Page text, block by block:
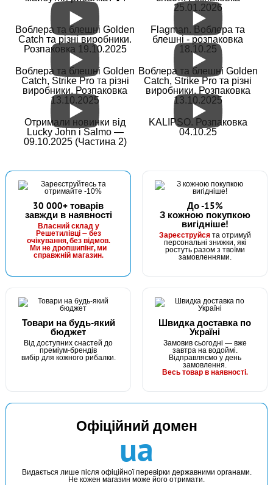
25.01.2026
Воблера та блешні Golden
Catch та різні виробники.
Розпаковка 19.10.2025
Flagman. Воблера та
блешні - розпаковка
18.10.25
Воблера та блешні Golden
Catch, Strike Pro та різні
виробники. Розпаковка
13.10.2025
Воблера та блешні Golden
Catch, Strike Pro та різні
виробники. Розпаковка
13.10.2025
Отримали новинки від
Lucky John і Salmo —
09.10.2025 (Частина 2)
KALIPSO. Розпаковка
04.10.25
30 000+ товарів
завжди в наявності
Власний склад у
Решетилівці — без
очікування, без відмов.
Ми не дропшипінг, ми
справжній магазин.
До -15%
З кожною покупкою
вигідніше!
Зареєструйсята отримуй
персональні знижки, які
ростуть разом з твоїми
замовленнями.
Товари на будь-який
бюджет
Від доступних снастей до
преміум-брендів
вибір для кожного рибалки.
Швидка доставка по
Україні
Замовив сьогодні — вже
завтра на водоймі.
Відправляємо у день
замовлення.
Весь товар в наявності.
Офіційний домен
ua
Видається лише після офіційної перевірки державними органами.
Не кожен магазин може його отримати.